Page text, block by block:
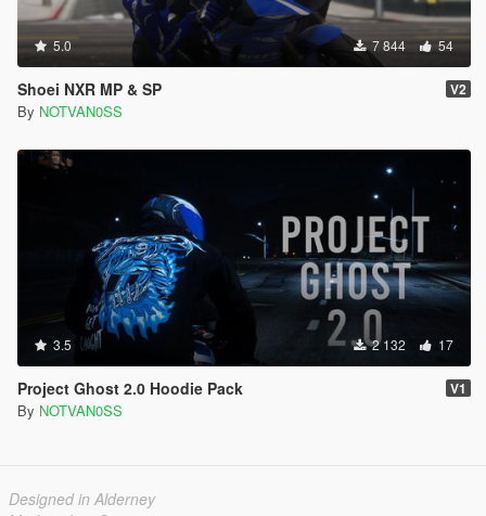
5.0 7 844 54
Shoei NXR MP & SP V2
By NOTVAN0SS
3.5 2 132 17
Project Ghost 2.0 Hoodie Pack V1
By NOTVAN0SS
Designed in Alderney